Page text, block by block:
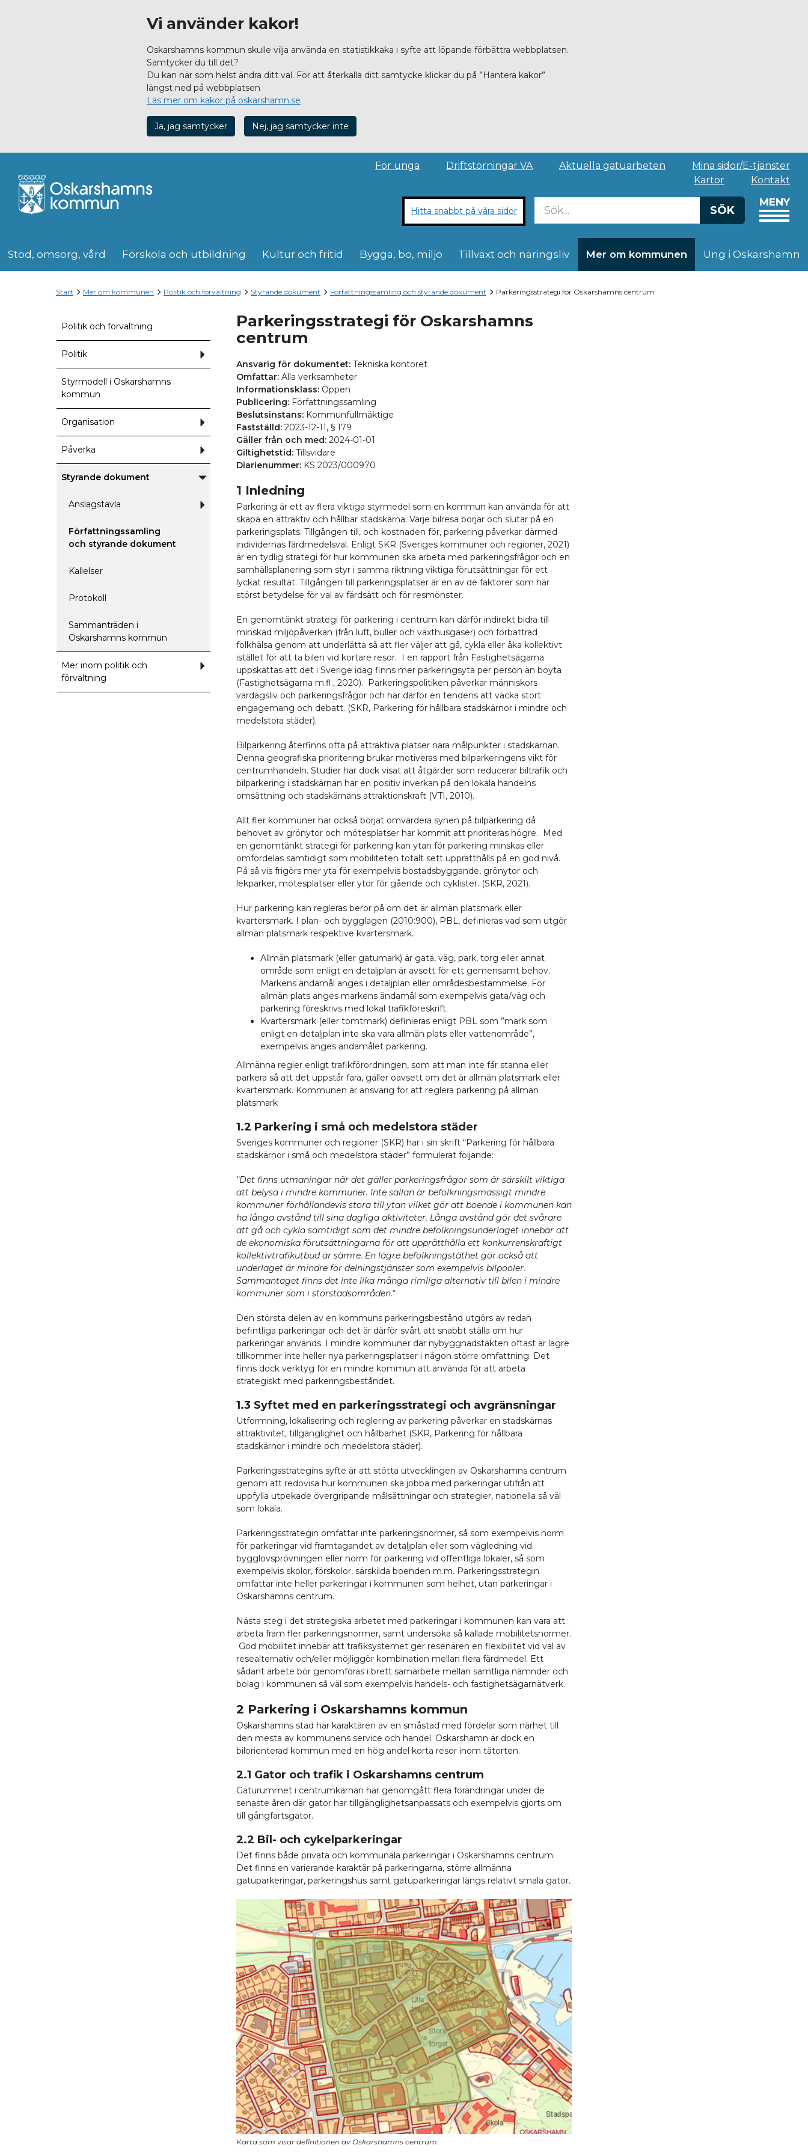
Vi använder kakor!
Oskarshamns kommun skulle vilja använda en statistikkaka i syfte att löpande förbättra webbplatsen.
Samtycker du till det?
Du kan när som helst ändra ditt val. För att återkalla ditt samtycke klickar du på ”Hantera kakor”
längst ned på webbplatsen
Läs mer om kakor på oskarshamn.se
Ja, jag samtycker Nej, jag samtycker inte
För unga Driftstörningar VA Aktuella gatuarbeten
Mina sidor/E-tjänster
Kartor
Kontakt
Hitta snabbt på våra sidor SÖK
MENY
Stöd, omsorg, vård Förskola och utbildning Kultur och fritid Bygga, bo, miljö Tillväxt och näringsliv Mer om kommunen Ung i Oskarshamn
Start Mer om kommunen Politik och förvaltning Styrande dokument Författningssamling och styrande dokument Parkeringsstrategi för Oskarshamns centrum
Politik och förvaltning
Politik
Politik
Styrmodell i Oskarshamns
kommun
Organisation
Organisation
Påverka
Undermeny
Påverka
Styrande dokument
Undermeny
Styrande
dokument
Anslagstavla
Undermeny
Anslagstavla
Författningssamling
och styrande dokument
Kallelser
Protokoll
Sammanträden i
Oskarshamns kommun
Mer inom politik och
förvaltning
inom
Parkeringsstrategi för Oskarshamns
centrum
Ansvarig för dokumentet: Tekniska kontoret
Omfattar: Alla verksamheter
Informationsklass: Öppen
Publicering: Författningssamling
Beslutsinstans: Kommunfullmäktige
Fastställd: 2023-12-11, § 179
Gäller från och med: 2024-01-01
Giltighetstid: Tillsvidare
Diarienummer: KS 2023/000970
1 Inledning
Parkering är ett av flera viktiga styrmedel som en kommun kan använda för att
skapa en attraktiv och hållbar stadskärna. Varje bilresa börjar och slutar på en
parkeringsplats. Tillgången till, och kostnaden för, parkering påverkar därmed
individernas färdmedelsval. Enligt SKR (Sveriges kommuner och regioner, 2021)
är en tydlig strategi för hur kommunen ska arbeta med parkeringsfrågor och en
samhällsplanering som styr i samma riktning viktiga förutsättningar för ett
lyckat resultat. Tillgången till parkeringsplatser är en av de faktorer som har
störst betydelse för val av färdsätt och för resmönster.
En genomtänkt strategi för parkering i centrum kan därför indirekt bidra till
minskad miljöpåverkan (från luft, buller och växthusgaser) och förbättrad
folkhälsa genom att underlätta så att fler väljer att gå, cykla eller åka kollektivt
istället för att ta bilen vid kortare resor. I en rapport från Fastighetsägarna
uppskattas att det i Sverige idag finns mer parkeringsyta per person än boyta
(Fastighetsägarna m.fl., 2020). Parkeringspolitiken påverkar människors
vardagsliv och parkeringsfrågor och har därför en tendens att väcka stort
engagemang och debatt. (SKR, Parkering för hållbara stadskärnor i mindre och
medelstora städer).
Bilparkering återfinns ofta på attraktiva platser nära målpunkter i stadskärnan.
Denna geografiska prioritering brukar motiveras med bilparkeringens vikt för
centrumhandeln. Studier har dock visat att åtgärder som reducerar biltrafik och
bilparkering i stadskärnan har en positiv inverkan på den lokala handelns
omsättning och stadskärnans attraktionskraft (VTI, 2010).
Allt fler kommuner har också börjat omvärdera synen på bilparkering då
behovet av grönytor och mötesplatser har kommit att prioriteras högre. Med
en genomtänkt strategi för parkering kan ytan för parkering minskas eller
omfördelas samtidigt som mobiliteten totalt sett upprätthålls på en god nivå.
På så vis frigörs mer yta för exempelvis bostadsbyggande, grönytor och
lekparker, mötesplatser eller ytor för gående och cyklister. (SKR, 2021).
Hur parkering kan regleras beror på om det är allmän platsmark eller
kvartersmark. I plan- och bygglagen (2010:900), PBL, definieras vad som utgör
allmän platsmark respektive kvartersmark.
Allmän platsmark (eller gatumark) är gata, väg, park, torg eller annat
område som enligt en detaljplan är avsett för ett gemensamt behov.
Markens ändamål anges i detaljplan eller områdesbestämmelse. För
allmän plats anges markens ändamål som exempelvis gata/väg och
parkering föreskrivs med lokal trafikföreskrift.
Kvartersmark (eller tomtmark) definieras enligt PBL som ”mark som
enligt en detaljplan inte ska vara allmän plats eller vattenområde”,
exempelvis anges ändamålet parkering.
Allmänna regler enligt trafikförordningen, som att man inte får stanna eller
parkera så att det uppstår fara, gäller oavsett om det är allmän platsmark eller
kvartersmark. Kommunen är ansvarig för att reglera parkering på allmän
platsmark
1.2 Parkering i små och medelstora städer
Sveriges kommuner och regioner (SKR) har i sin skrift “Parkering för hållbara
stadskärnor i små och medelstora städer” formulerat följande:
"Det finns utmaningar när det gäller parkeringsfrågor som är särskilt viktiga
att belysa i mindre kommuner. Inte sällan är befolkningsmässigt mindre
kommuner förhållandevis stora till ytan vilket gör att boende i kommunen kan
ha långa avstånd till sina dagliga aktiviteter. Långa avstånd gör det svårare
att gå och cykla samtidigt som det mindre befolkningsunderlaget innebär att
de ekonomiska förutsättningarna för att upprätthålla ett konkurrenskraftigt
kollektivtrafikutbud är sämre. En lägre befolkningstäthet gör också att
underlaget är mindre för delningstjänster som exempelvis bilpooler.
Sammantaget finns det inte lika många rimliga alternativ till bilen i mindre
kommuner som i storstadsområden."
Den största delen av en kommuns parkeringsbestånd utgörs av redan
befintliga parkeringar och det är därför svårt att snabbt ställa om hur
parkeringar används. I mindre kommuner där nybyggnadstakten oftast är lägre
tillkommer inte heller nya parkeringsplatser i någon större omfattning. Det
finns dock verktyg för en mindre kommun att använda för att arbeta
strategiskt med parkeringsbeståndet.
1.3 Syftet med en parkeringsstrategi och avgränsningar
Utformning, lokalisering och reglering av parkering påverkar en stadskärnas
attraktivitet, tillgänglighet och hållbarhet (SKR, Parkering för hållbara
stadskärnor i mindre och medelstora städer).
Parkeringsstrategins syfte är att stötta utvecklingen av Oskarshamns centrum
genom att redovisa hur kommunen ska jobba med parkeringar utifrån att
uppfylla utpekade övergripande målsättningar och strategier, nationella så väl
som lokala.
Parkeringsstrategin omfattar inte parkeringsnormer, så som exempelvis norm
för parkeringar vid framtagandet av detaljplan eller som vägledning vid
bygglovsprövningen eller norm för parkering vid offentliga lokaler, så som
exempelvis skolor, förskolor, särskilda boenden m.m. Parkeringsstrategin
omfattar inte heller parkeringar i kommunen som helhet, utan parkeringar i
Oskarshamns centrum.
Nästa steg i det strategiska arbetet med parkeringar i kommunen kan vara att
arbeta fram fler parkeringsnormer, samt undersöka så kallade mobilitetsnormer.
God mobilitet innebär att trafiksystemet ger resenären en flexibilitet vid val av
resealternativ och/eller möjliggör kombination mellan flera färdmedel. Ett
sådant arbete bör genomföras i brett samarbete mellan samtliga nämnder och
bolag i kommunen så väl som exempelvis handels- och fastighetsägarnätverk.
2 Parkering i Oskarshamns kommun
Oskarshamns stad har karaktären av en småstad med fördelar som närhet till
den mesta av kommunens service och handel. Oskarshamn är dock en
bilorienterad kommun med en hög andel korta resor inom tätorten.
2.1 Gator och trafik i Oskarshamns centrum
Gaturummet i centrumkärnan har genomgått flera förändringar under de
senaste åren där gator har tillgänglighetsanpassats och exempelvis gjorts om
till gångfartsgator.
2.2 Bil- och cykelparkeringar
Det finns både privata och kommunala parkeringar i Oskarshamns centrum.
Det finns en varierande karaktär på parkeringarna, större allmänna
gatuparkeringar, parkeringshus samt gatuparkeringar längs relativt smala gator.
Karta som visar definitionen av Oskarshamns centrum.